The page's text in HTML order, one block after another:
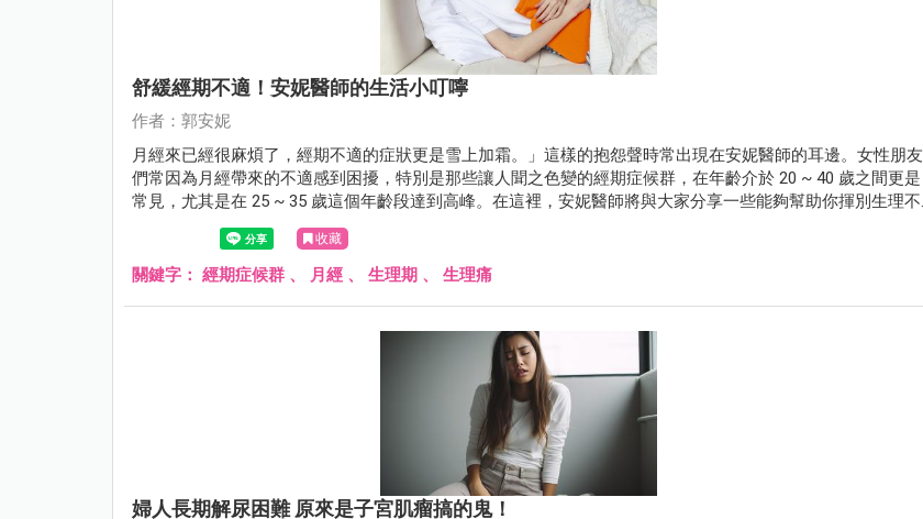
舒緩經期不適！安妮醫師的生活小叮嚀
作者：郭安妮
月經來已經很麻煩了，經期不適的症狀更是雪上加霜。」這樣的抱怨聲時常出現在安妮醫師的耳邊。女性朋友
們常因為月經帶來的不適感到困擾，特別是那些讓人聞之色變的經期症候群，在年齡介於 20 ~ 40 歲之間更是
常見，尤其是在 25 ~ 35 歲這個年齡段達到高峰。在這裡，安妮醫師將與大家分享一些能夠幫助你揮別生理不
適、重拾好氣色的建議。
收藏
關鍵字： 經期症候群 、 月經 、 生理期 、 生理痛
婦人長期解尿困難 原來是子宮肌瘤搞的鬼！